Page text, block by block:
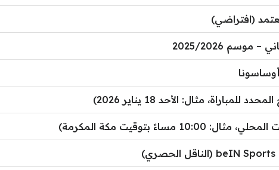
(افتراضي)
موسم 2025/2026
للمباراة، مثال: الأحد 18 يناير 2026)
10:00 مساءً بتوقيت مكة المكرمة)